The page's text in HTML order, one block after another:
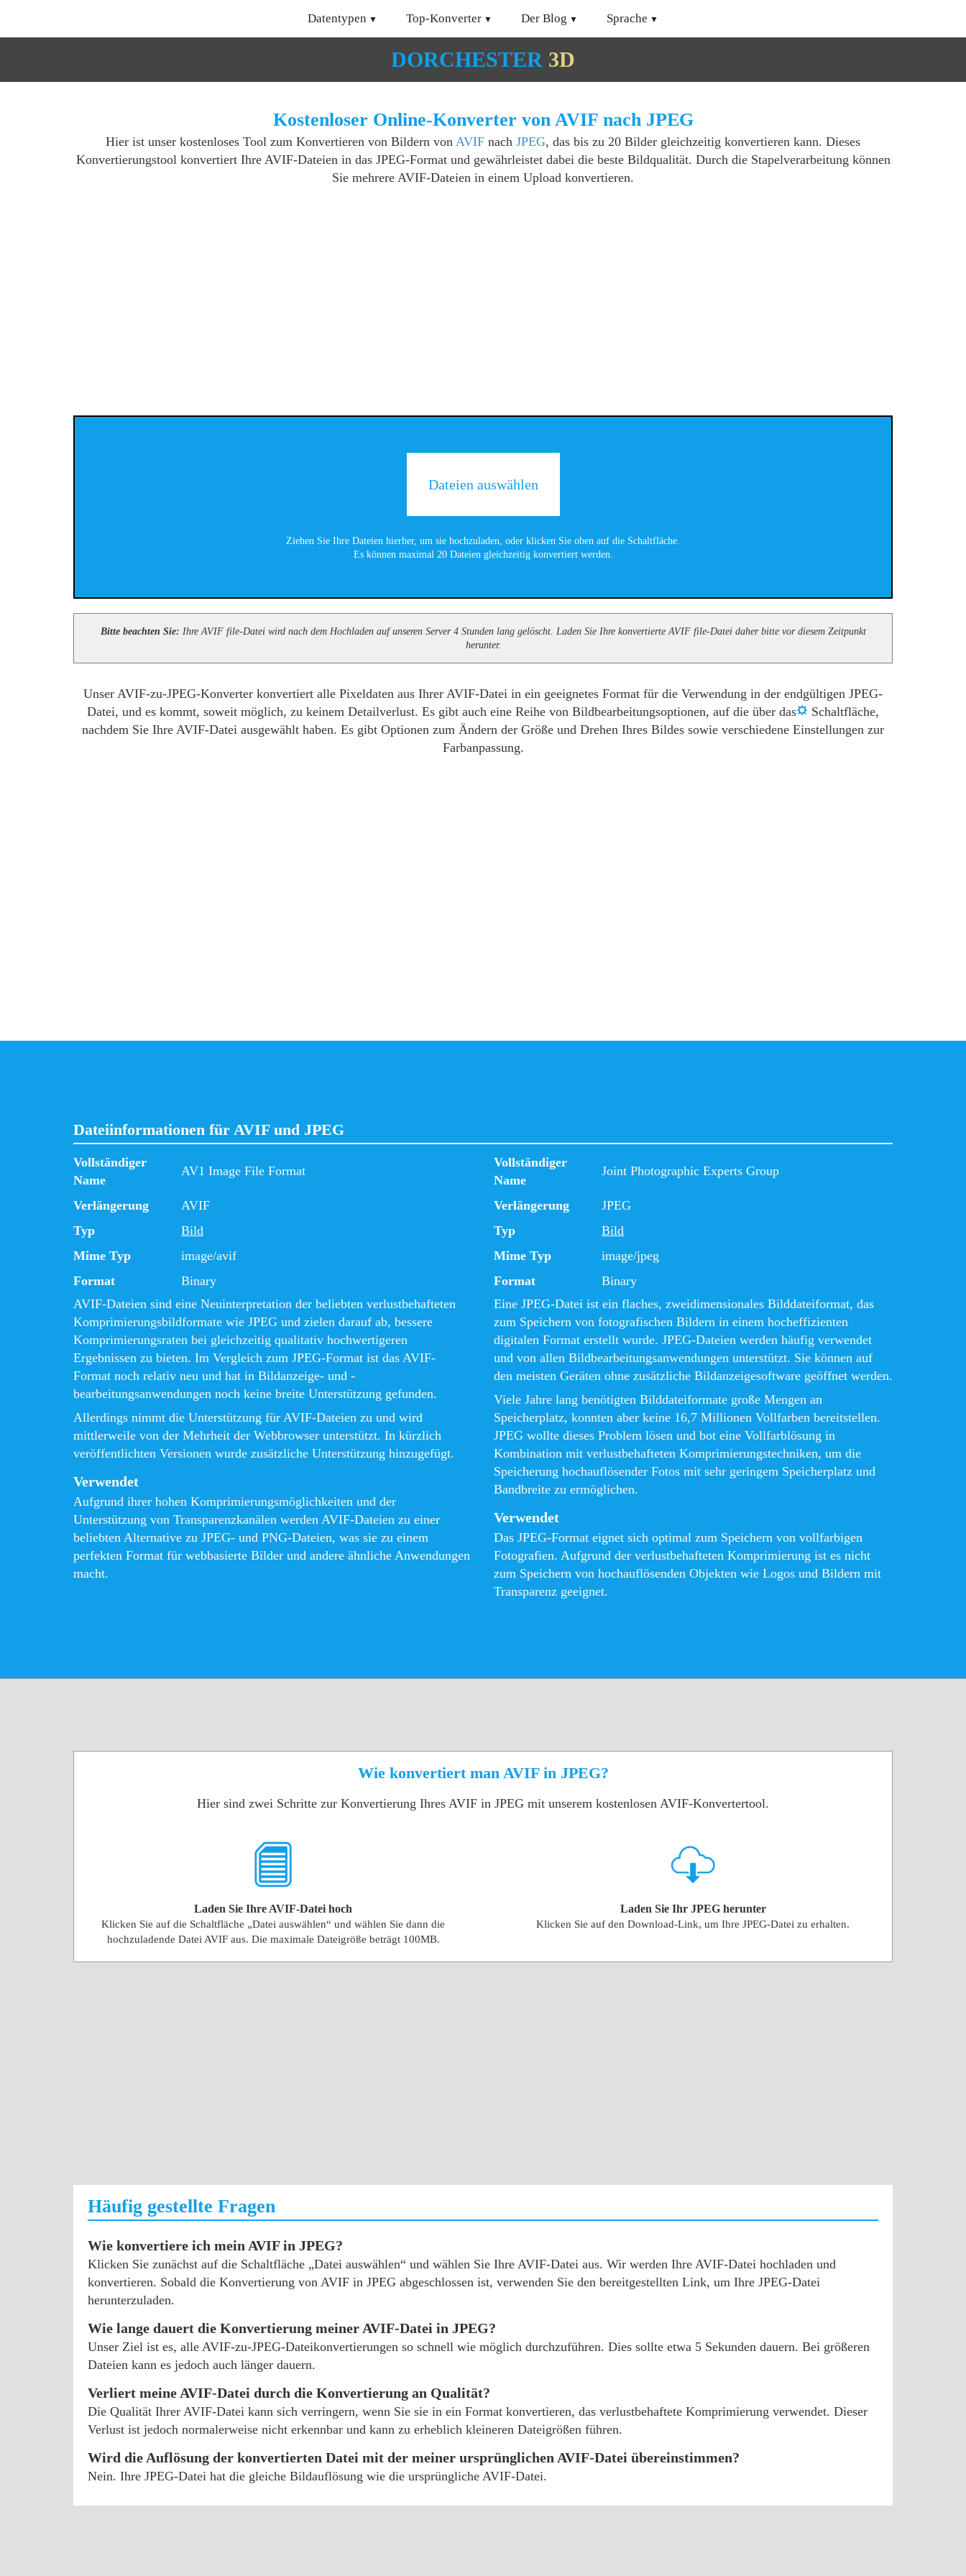
Datentypen Top-Konverter Der Blog Sprache
DORCHESTER 3D
Kostenloser Online-Konverter von AVIF nach JPEG
Hier ist unser kostenloses Tool zum Konvertieren von Bildern von AVIF nach JPEG, das bis zu 20 Bilder gleichzeitig konvertieren kann. Dieses
Konvertierungstool konvertiert Ihre AVIF-Dateien in das JPEG-Format und gewährleistet dabei die beste Bildqualität. Durch die Stapelverarbeitung können
Sie mehrere AVIF-Dateien in einem Upload konvertieren.
Dateien auswählen
Ziehen Sie Ihre Dateien hierher, um sie hochzuladen, oder klicken Sie oben auf die Schaltfläche.
Es können maximal 20 Dateien gleichzeitig konvertiert werden.
Bitte beachten Sie: Ihre AVIF file-Datei wird nach dem Hochladen auf unseren Server 4 Stunden lang gelöscht. Laden Sie Ihre konvertierte AVIF file-Datei daher bitte vor diesem Zeitpunkt
herunter.
Unser AVIF-zu-JPEG-Konverter konvertiert alle Pixeldaten aus Ihrer AVIF-Datei in ein geeignetes Format für die Verwendung in der endgültigen JPEG-
Datei, und es kommt, soweit möglich, zu keinem Detailverlust. Es gibt auch eine Reihe von Bildbearbeitungsoptionen, auf die über das
Schaltfläche,
nachdem Sie Ihre AVIF-Datei ausgewählt haben. Es gibt Optionen zum Ändern der Größe und Drehen Ihres Bildes sowie verschiedene Einstellungen zur
Farbanpassung.
Dateiinformationen für AVIF und JPEG
Vollständiger
Name
AV1 Image File Format
Verlängerung
AVIF
Typ
Bild
Mime Typ
image/avif
Format
Binary
AVIF-Dateien sind eine Neuinterpretation der beliebten verlustbehafteten
Komprimierungsbildformate wie JPEG und zielen darauf ab, bessere
Komprimierungsraten bei gleichzeitig qualitativ hochwertigeren
Ergebnissen zu bieten. Im Vergleich zum JPEG-Format ist das AVIF-
Format noch relativ neu und hat in Bildanzeige- und -
bearbeitungsanwendungen noch keine breite Unterstützung gefunden.
Allerdings nimmt die Unterstützung für AVIF-Dateien zu und wird
mittlerweile von der Mehrheit der Webbrowser unterstützt. In kürzlich
veröffentlichten Versionen wurde zusätzliche Unterstützung hinzugefügt.
Verwendet
Aufgrund ihrer hohen Komprimierungsmöglichkeiten und der
Unterstützung von Transparenzkanälen werden AVIF-Dateien zu einer
beliebten Alternative zu JPEG- und PNG-Dateien, was sie zu einem
perfekten Format für webbasierte Bilder und andere ähnliche Anwendungen
macht.
Vollständiger
Name
Joint Photographic Experts Group
Verlängerung
JPEG
Typ
Bild
Mime Typ
image/jpeg
Format
Binary
Eine JPEG-Datei ist ein flaches, zweidimensionales Bilddateiformat, das
zum Speichern von fotografischen Bildern in einem hocheffizienten
digitalen Format erstellt wurde. JPEG-Dateien werden häufig verwendet
und von allen Bildbearbeitungsanwendungen unterstützt. Sie können auf
den meisten Geräten ohne zusätzliche Bildanzeigesoftware geöffnet werden.
Viele Jahre lang benötigten Bilddateiformate große Mengen an
Speicherplatz, konnten aber keine 16,7 Millionen Vollfarben bereitstellen.
JPEG wollte dieses Problem lösen und bot eine Vollfarblösung in
Kombination mit verlustbehafteten Komprimierungstechniken, um die
Speicherung hochauflösender Fotos mit sehr geringem Speicherplatz und
Bandbreite zu ermöglichen.
Verwendet
Das JPEG-Format eignet sich optimal zum Speichern von vollfarbigen
Fotografien. Aufgrund der verlustbehafteten Komprimierung ist es nicht
zum Speichern von hochauflösenden Objekten wie Logos und Bildern mit
Transparenz geeignet.
Wie konvertiert man AVIF in JPEG?
Hier sind zwei Schritte zur Konvertierung Ihres AVIF in JPEG mit unserem kostenlosen AVIF-Konvertertool.
Laden Sie Ihre AVIF-Datei hoch
Klicken Sie auf die Schaltfläche „Datei auswählen“ und wählen Sie dann die
hochzuladende Datei AVIF aus. Die maximale Dateigröße beträgt 100MB.
Laden Sie Ihr JPEG herunter
Klicken Sie auf den Download-Link, um Ihre JPEG-Datei zu erhalten.
Häufig gestellte Fragen
Wie konvertiere ich mein AVIF in JPEG?
Klicken Sie zunächst auf die Schaltfläche „Datei auswählen“ und wählen Sie Ihre AVIF-Datei aus. Wir werden Ihre AVIF-Datei hochladen und
konvertieren. Sobald die Konvertierung von AVIF in JPEG abgeschlossen ist, verwenden Sie den bereitgestellten Link, um Ihre JPEG-Datei
herunterzuladen.
Wie lange dauert die Konvertierung meiner AVIF-Datei in JPEG?
Unser Ziel ist es, alle AVIF-zu-JPEG-Dateikonvertierungen so schnell wie möglich durchzuführen. Dies sollte etwa 5 Sekunden dauern. Bei größeren
Dateien kann es jedoch auch länger dauern.
Verliert meine AVIF-Datei durch die Konvertierung an Qualität?
Die Qualität Ihrer AVIF-Datei kann sich verringern, wenn Sie sie in ein Format konvertieren, das verlustbehaftete Komprimierung verwendet. Dieser
Verlust ist jedoch normalerweise nicht erkennbar und kann zu erheblich kleineren Dateigrößen führen.
Wird die Auflösung der konvertierten Datei mit der meiner ursprünglichen AVIF-Datei übereinstimmen?
Nein. Ihre JPEG-Datei hat die gleiche Bildauflösung wie die ursprüngliche AVIF-Datei.